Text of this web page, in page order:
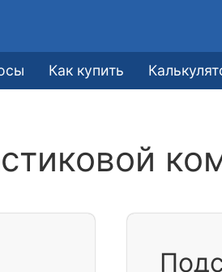
Как купить